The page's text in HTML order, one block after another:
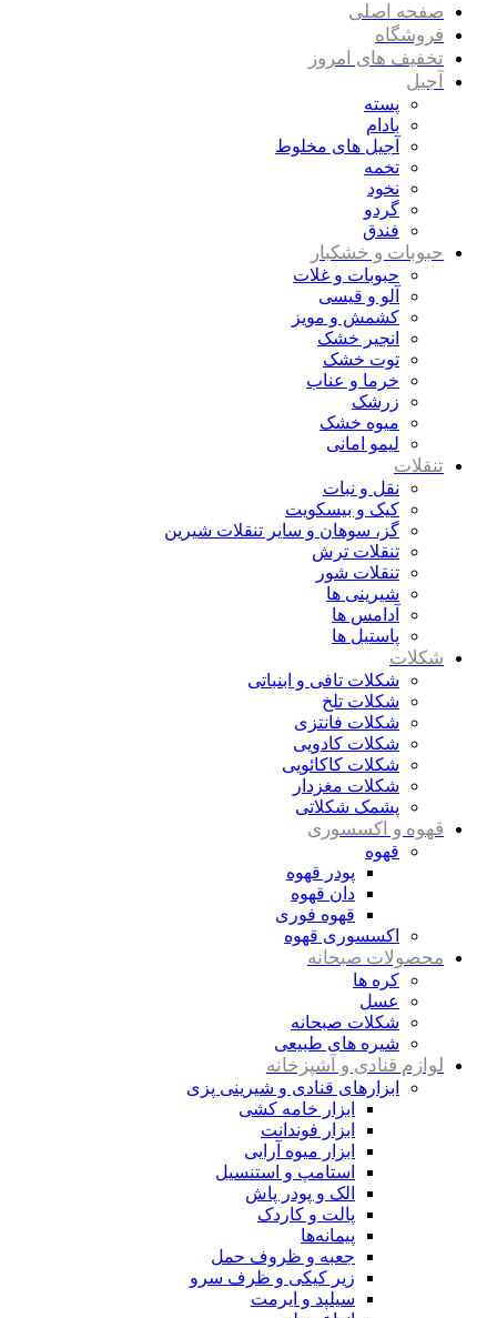
صفحه اصلی
فروشگاه
تخفیف های امروز
آجیل
پسته
بادام
آجیل های مخلوط
تخمه
نخود
گردو
فندق
حبوبات و خشکبار
حبوبات و غلات
آلو و قیسی
کشمش و مویز
انجیر خشک
توت خشک
خرما و عناب
زرشک
میوه خشک
لیمو امانی
تنقلات
نقل و نبات
کیک و بیسکویت
گز، سوهان و سایر تنقلات شیرین
تنقلات ترش
تنقلات شور
شیرینی ها
آدامس ها
پاستیل ها
شکلات
شکلات تافی و ابنباتی
شکلات تلخ
شکلات فانتزی
شکلات کادویی
شکلات کاکائویی
شکلات مغزدار
پشمک شکلاتی
قهوه و اکسسوری
قهوه
پودر قهوه
دان قهوه
قهوه فوری
اکسسوری قهوه
محصولات صبحانه
کره ها
عسل
شکلات صبحانه
شیره های طبیعی
لوازم قنادی و آشپزخانه
ابزارهای قنادی و شیرینی پزی
ابزار خامه کشی
ابزار فوندانت
ابزار میوه آرایی
استامپ و استنسیل
الک و پودر پاش
پالت و کاردک
پیمانه‌ها
جعبه و ظروف حمل
زیر کیکی و ظرف سرو
سیلپد و ایرمت